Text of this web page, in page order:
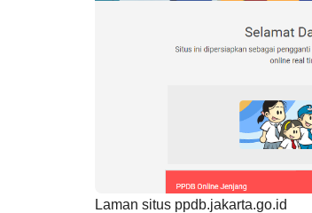
Laman situs ppdb.jakarta.go.id